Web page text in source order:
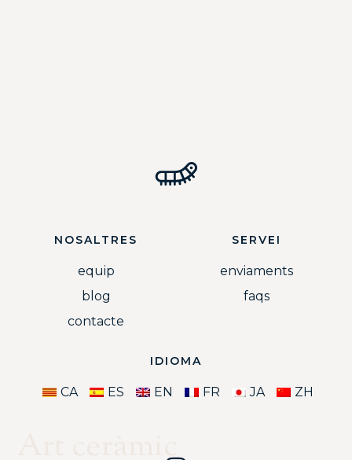
NOSALTRES
equip
blog
contacte
SERVEI
enviaments
faqs
IDIOMA
CA ES EN FR JA ZH
Art ceràmic